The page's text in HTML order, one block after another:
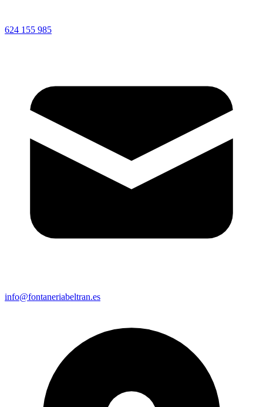
624 155 985
info@fontaneriabeltran.es